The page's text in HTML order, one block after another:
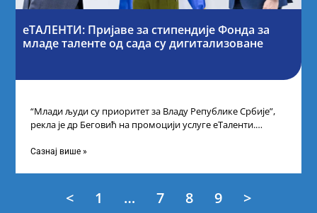
еТАЛЕНТИ: Пријаве за стипендије Фонда за
младе таленте од сада су дигитализоване
“Млади људи су приоритет за Владу Републике Србије”,
рекла је др Беговић на промоцији услуге еТаленти.
Сазнај више »
< 1 … 7 8 9 >